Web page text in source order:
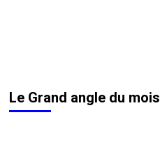
Le Grand angle du mois